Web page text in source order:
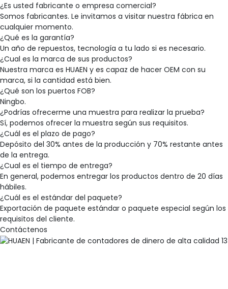
¿Es usted fabricante o empresa comercial?
Somos fabricantes. Le invitamos a visitar nuestra fábrica en
cualquier momento.
¿Qué es la garantía?
Un año de repuestos, tecnología a tu lado si es necesario.
¿Cual es la marca de sus productos?
Nuestra marca es HUAEN y es capaz de hacer OEM con su
marca, si la cantidad está bien.
¿Qué son los puertos FOB?
Ningbo.
¿Podrías ofrecerme una muestra para realizar la prueba?
Sí, podemos ofrecer la muestra según sus requisitos.
¿Cuál es el plazo de pago?
Depósito del 30% antes de la producción y 70% restante antes
de la entrega.
¿Cual es el tiempo de entrega?
En general, podemos entregar los productos dentro de 20 días
hábiles.
¿Cuál es el estándar del paquete?
Exportación de paquete estándar o paquete especial según los
requisitos del cliente.
Contáctenos